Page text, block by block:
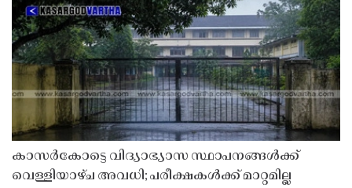
കാസർകോട്ടെ വിദ്യാഭ്യാസ സ്ഥാപനങ്ങൾക്ക്
വെള്ളിയാഴ്ച അവധി; പരീക്ഷകൾക്ക് മാറ്റമില്ല